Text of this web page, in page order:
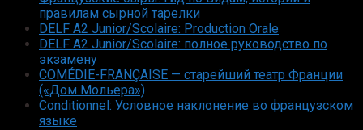
правилам сырной тарелки
DELF A2 Junior/Scolaire: Production Orale
DELF A2 Junior/Scolaire: полное руководство по
экзамену
COMÉDIE-FRANÇAISE — старейший театр Франции
(«Дом Мольера»)
Conditionnel: Условное наклонение во французском
языке